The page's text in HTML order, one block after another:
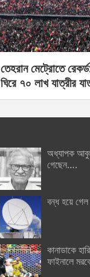
তেহরান মেট্রোতে
ঘিরে ৭০ লাখ যাত্রীর
অধ্যাপক
গেছেন….
বন্ধ হয়ে
কানাডাকে
ফাইনালে